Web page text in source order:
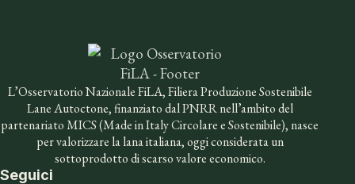
L’Osservatorio Nazionale FiLA, Filiera Produzione Sostenibile
Lane Autoctone, finanziato dal PNRR nell’ambito del
partenariato MICS (Made in Italy Circolare e Sostenibile), nasce
per valorizzare la lana italiana, oggi considerata un
sottoprodotto di scarso valore economico.
Seguici